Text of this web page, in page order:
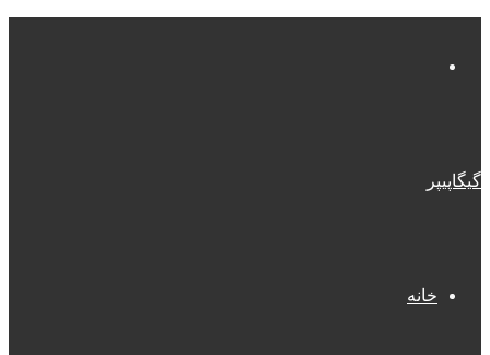
گیگاپیپر
خانه